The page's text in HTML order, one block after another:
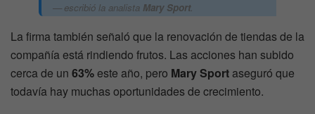
escribió la analista Mary Sport.
La firma también señaló que la renovación de tiendas de la
compañía está rindiendo frutos. Las acciones han subido
cerca de un 63%este año, pero Mary Sport aseguró que
todavía hay muchas oportunidades de crecimiento.